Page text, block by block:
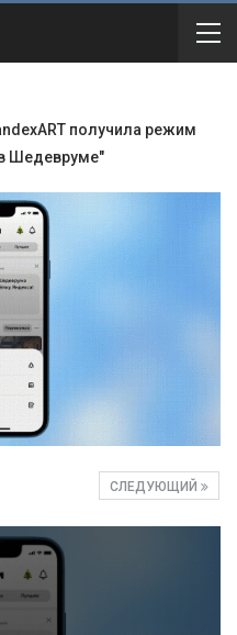
получила режим
Шедевруме"
СЛЕДУЮЩИЙ